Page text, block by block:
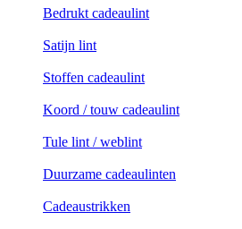
Bedrukt cadeaulint
Satijn lint
Stoffen cadeaulint
Koord / touw cadeaulint
Tule lint / weblint
Duurzame cadeaulinten
Cadeaustrikken